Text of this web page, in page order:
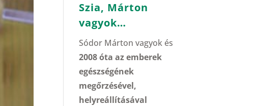
Szia, Márton
vagyok…
Sódor Márton vagyok és
2008 óta az emberek
egészségének
megőrzésével,
helyreállításával